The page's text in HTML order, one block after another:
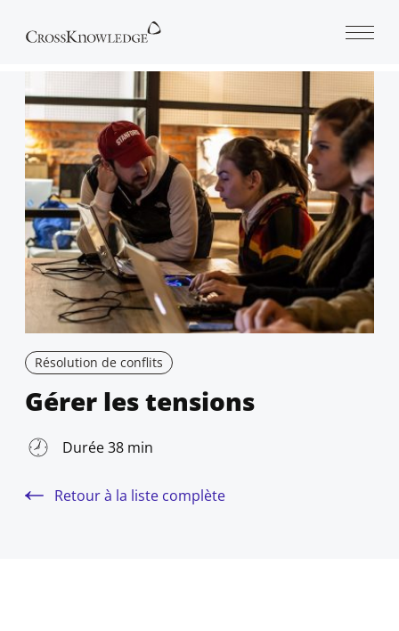
Résolution de conflits
Gérer les tensions
Durée 38 min
Retour à la liste complète